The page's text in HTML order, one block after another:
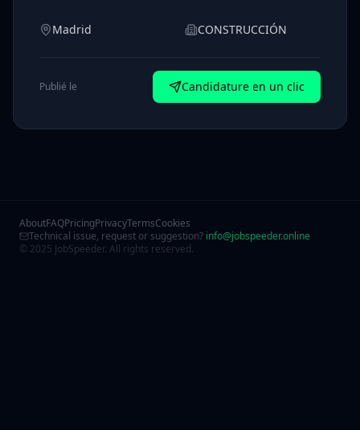
Madrid CONSTRUCCIÓN
Publié le Candidature en un clic
AboutFAQPricingPrivacyTermsCookies
Technical issue, request or suggestion? info@jobspeeder.online
© 2025 JobSpeeder. All rights reserved.